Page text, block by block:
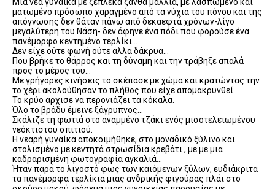
ματωμένο πρόσωπο χαραγμένο από τα νύχια του πόνου και της
απόγνωσης δεν θάταν πάνω από δεκαεφτά χρόνων-λίγο
μεγαλύτερη του Νάση- δεν άφηνε ένα πόδι που φορούσε ένα
πανέμορφο κεντημένο τερλίκι…
Δεν είχε ούτε φωνή ούτε άλλα δάκρυα…
Που βρήκε το θάρρος και τη δύναμη και την τράβηξε απαλά
προς το μέρος του…
Με γρήγορες κινήσεις το σκέπασε με χώμα και κρατώντας την
το χέρι ακολούθησαν το πλήθος που είχε απομακρυνθεί…
Το κρύο άρχισε να περονιάζει τα κόκαλα.
Όλο το βράδυ έμεινε ξάγρυπνος…
Σκάλιζε τη φωτιά στο αναμμένο τζάκι ενός μισοτελειωμένου
νεόκτιστου σπιτιού.
Η νεαρή γυναίκα αποκοιμήθηκε, στο μοναδικό ξύλινο και
στολισμένο με κεντητά στρωσίδια κρεβάτι , με με μια
καδραρισμένη φωτογραφία αγκαλιά…
Ήταν παρά το λιγοστό φως των καιόμενων ξύλων, ευδιάκριτα
τα πανέμορφα τερλίκια μιας ανδρικής φιγούρας πλάι στο